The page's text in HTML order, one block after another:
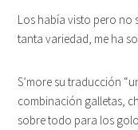
Los había visto pero no
tanta variedad, me ha
S’more su traducción
combinación galletas,
sobre todo para los